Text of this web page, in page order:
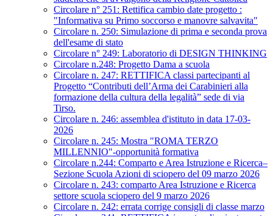
Circolare n° 251: Rettifica cambio date progetto :
"Informativa su Primo soccorso e manovre salvavita"
Circolare n. 250: Simulazione di prima e seconda prova
dell'esame di stato
Circolare n° 249: Laboratorio di DESIGN THINKING
Circolare n.248: Progetto Dama a scuola
Circolare n. 247: RETTIFICA classi partecipanti al
Progetto “Contributi dell’Arma dei Carabinieri alla
formazione della cultura della legalità” sede di via
Tirso.
Circolare n. 246: assemblea d'istituto in data 17-03-
2026
Circolare n. 245: Mostra "ROMA TERZO
MILLENNIO"-opportunità formativa
Circolare n.244: Comparto e Area Istruzione e Ricerca–
Sezione Scuola Azioni di sciopero del 09 marzo 2026
Circolare n. 243: comparto Area Istruzione e Ricerca
settore scuola sciopero del 9 marzo 2026
Circolare n. 242: errata corrige consigli di classe marzo